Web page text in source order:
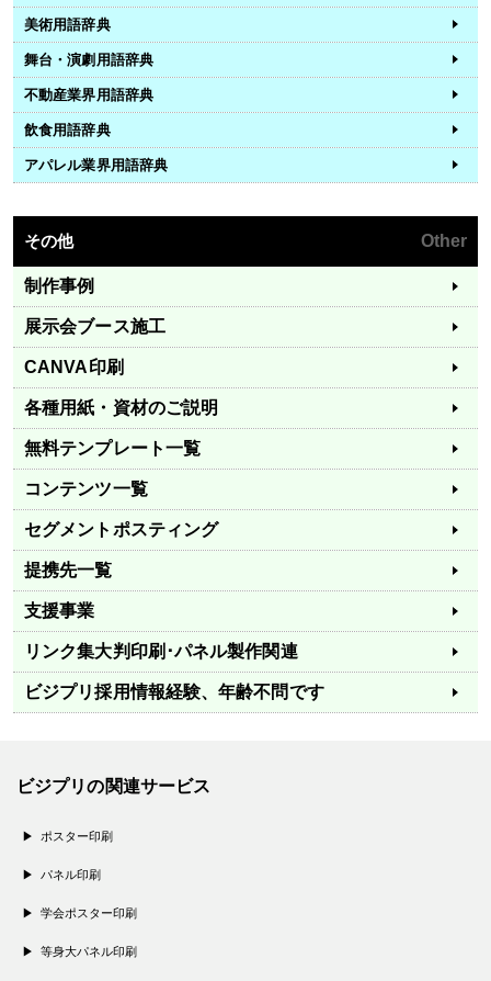
美術用語辞典
舞台・演劇用語辞典
不動産業界用語辞典
飲食用語辞典
アパレル業界用語辞典
その他 Other
制作事例
展示会ブース施工
CANVA印刷
各種用紙・資材のご説明
無料テンプレート一覧
コンテンツ一覧
セグメントポスティング
提携先一覧
支援事業
リンク集大判印刷･パネル製作関連
ビジプリ採用情報経験、年齢不問です
ビジプリの関連サービス
ポスター印刷
パネル印刷
学会ポスター印刷
等身大パネル印刷